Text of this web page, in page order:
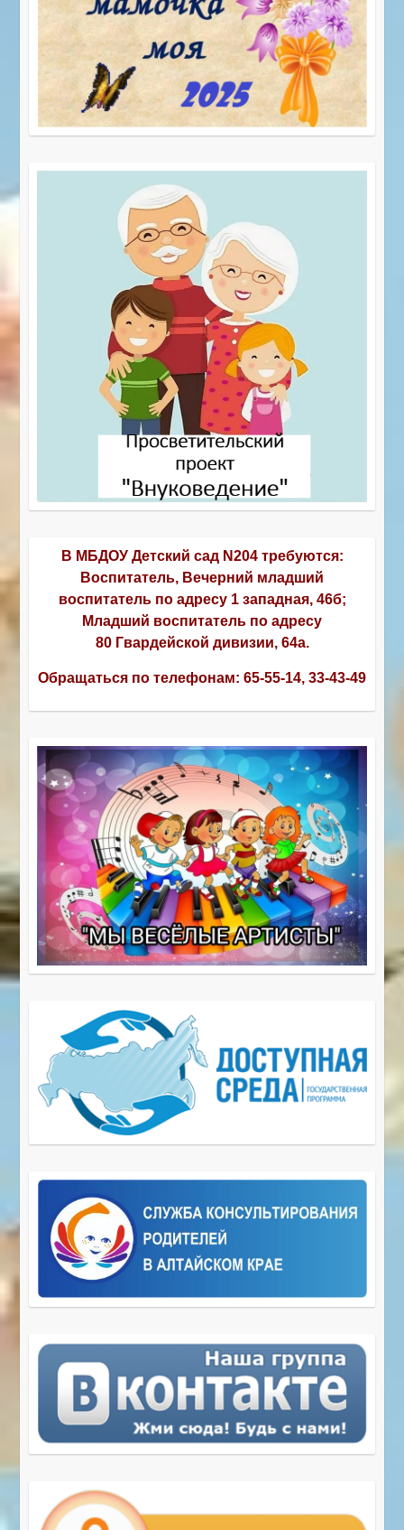
В МБДОУ Детский сад N204 требуются:
Воспитатель, Вечерний младший
воспитатель по адресу 1 западная, 46б;
Младший воспитатель по адресу
80 Гвардейской дивизии, 64а.
Обращаться по телефонам: 65-55-14, 33-43-49